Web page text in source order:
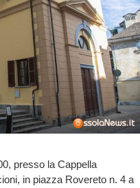
presso la Cappella
in piazza Rovereto n. 4 a